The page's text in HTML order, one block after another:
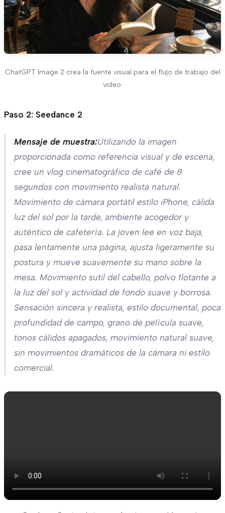
ChatGPT Image 2 crea la fuente visual para el flujo de trabajo del
video.
Paso 2: Seedance 2
Mensaje de muestra:Utilizando la imagen
proporcionada como referencia visual y de escena,
cree un vlog cinematográfico de café de 8
segundos con movimiento realista natural.
Movimiento de cámara portátil estilo iPhone, cálida
luz del sol por la tarde, ambiente acogedor y
auténtico de cafetería. La joven lee en voz baja,
pasa lentamente una página, ajusta ligeramente su
postura y mueve suavemente su mano sobre la
mesa. Movimiento sutil del cabello, polvo flotante a
la luz del sol y actividad de fondo suave y borrosa.
Sensación sincera y realista, estilo documental, poca
profundidad de campo, grano de película suave,
tonos cálidos apagados, movimiento natural suave,
sin movimientos dramáticos de la cámara ni estilo
comercial.